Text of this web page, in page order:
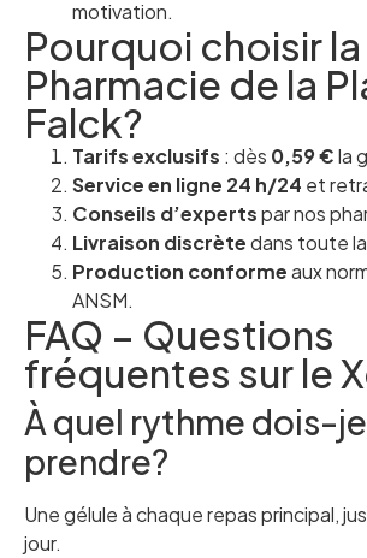
motivation.
Pourquoi choisir la
Pharmacie de la
Falck?
Tarifs exclusifs : dès 0,59 €la
Service en ligne 24 h/24 et
Conseils d’expertspar nos
Livraison discrètedans toute
Production conformeaux
ANSM.
FAQ – Questions
fréquentes sur le
À quel rythme dois-
prendre?
Une gélule à chaque repas principal,
jour.